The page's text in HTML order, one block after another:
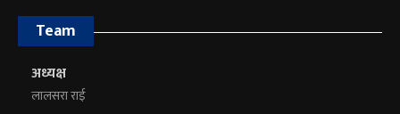
Team
अध्यक्ष
लालसरा राई